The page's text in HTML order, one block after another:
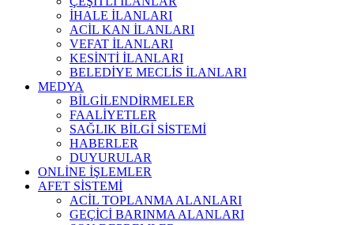
İHALE İLANLARI
ACİL KAN İLANLARI
VEFAT İLANLARI
KESİNTİ İLANLARI
BELEDİYE MECLİS İLANLARI
MEDYA
BİLGİLENDİRMELER
FAALİYETLER
SAĞLIK BİLGİ SİSTEMİ
HABERLER
DUYURULAR
ONLİNE İŞLEMLER
AFET SİSTEMİ
ACİL TOPLANMA ALANLARI
GEÇİCİ BARINMA ALANLARI